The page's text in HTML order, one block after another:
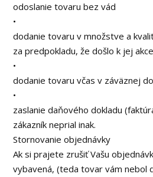
odoslanie tovaru bez vád
•
dodanie tovaru v množstve a
za predpokladu, že došlo k jej
•
dodanie tovaru včas v záväznej
•
zaslanie daňového dokladu
zákazník neprial inak.
Stornovanie objednávky
Ak si prajete zrušiť Vašu
vybavená, (teda tovar vám nebol